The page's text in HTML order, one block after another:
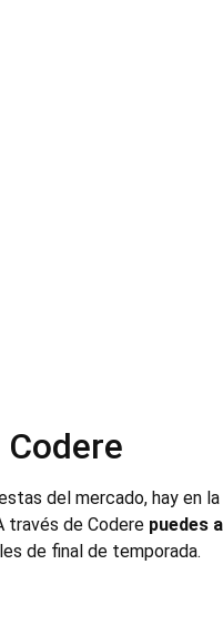
Codere
del mercado, hay en la
través de Codere puedes
de final de temporada.